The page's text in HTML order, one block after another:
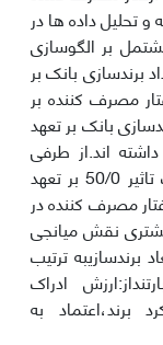
شد.تجزیه و تحلیل داده ها در
بر الگوسازی
برندسازی بانک بر
با ضریب تاثیر 67/0 ،رفتار مصرف کننده بر
مشتری با ضریب تاثیر 76/0،برندسازی بانک بر تعهد
با ضریب تاثیر 48/0 تاثیر داشته اند.از طرفی
برندسازی بانک بطور غیر مستقیم با ضریب تاثیر 50/0 بر تعهد
مصرف کننده در
نقش میانجی
ترتیب
ادراک
برند،اعتماد به